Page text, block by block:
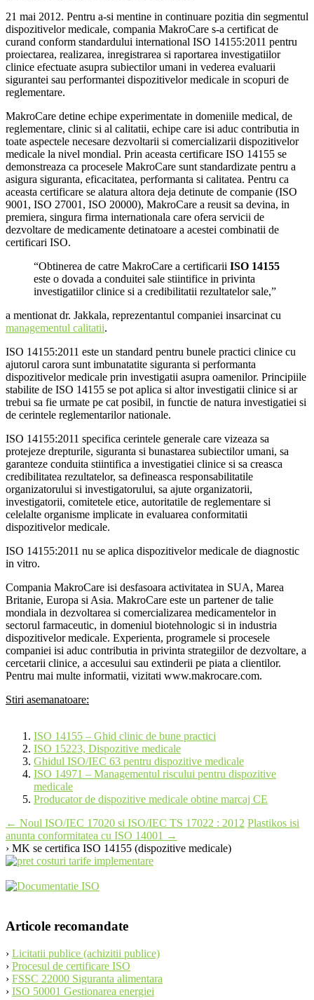
21 mai 2012. Pentru a-si mentine in continuare pozitia din segmentul
dispozitivelor medicale, compania MakroCare s-a certificat de
curand conform standardului international ISO 14155:2011 pentru
proiectarea, realizarea, inregistrarea si raportarea investigatiilor
clinice efectuate asupra subiectilor umani in vederea evaluarii
sigurantei sau performantei dispozitivelor medicale in scopuri de
reglementare.
MakroCare detine echipe experimentate in domeniile medical, de
reglementare, clinic si al calitatii, echipe care isi aduc contributia in
toate aspectele necesare dezvoltarii si comercializarii dispozitivelor
medicale la nivel mondial. Prin aceasta certificare ISO 14155 se
demonstreaza ca procesele MakroCare sunt standardizate pentru a
asigura siguranta, eficacitatea, performanta si calitatea. Pentru ca
aceasta certificare se alatura altora deja detinute de companie (ISO
9001, ISO 27001, ISO 20000), MakroCare a reusit sa devina, in
premiera, singura firma internationala care ofera servicii de
dezvoltare de medicamente detinatoare a acestei combinatii de
certificari ISO.
“Obtinerea de catre MakroCare a certificarii ISO 14155
este o dovada a conduitei sale stiintifice in privinta
investigatiilor clinice si a credibilitatii rezultatelor sale,”
a mentionat dr. Jakkala, reprezentantul companiei insarcinat cu
managementul calitatii.
ISO 14155:2011 este un standard pentru bunele practici clinice cu
ajutorul carora sunt imbunatatite siguranta si performanta
dispozitivelor medicale prin investigatii asupra oamenilor. Principiile
stabilite de ISO 14155 se pot aplica si altor investigatii clinice si ar
trebui sa fie urmate pe cat posibil, in functie de natura investigatiei si
de cerintele reglementarilor nationale.
ISO 14155:2011 specifica cerintele generale care vizeaza sa
protejeze drepturile, siguranta si bunastarea subiectilor umani, sa
garanteze conduita stiintifica a investigatiei clinice si sa creasca
credibilitatea rezultatelor, sa defineasca responsabilitatile
organizatorului si investigatorului, sa ajute organizatorii,
investigatorii, comitetele etice, autoritatile de reglementare si
celelalte organisme implicate in evaluarea conformitatii
dispozitivelor medicale.
ISO 14155:2011 nu se aplica dispozitivelor medicale de diagnostic
in vitro.
Compania MakroCare isi desfasoara activitatea in SUA, Marea
Britanie, Europa si Asia. MakroCare este un partener de talie
mondiala in dezvoltarea si comercializarea medicamentelor in
sectorul farmaceutic, in domeniul biotehnologic si in industria
dispozitivelor medicale. Experienta, programele si procesele
companiei isi aduc contributia in privinta strategiilor de dezvoltare, a
cercetarii clinice, a accesului sau extinderii pe piata a clientilor.
Pentru mai multe informatii, vizitati www.makrocare.com.
Stiri asemanatoare:
ISO 14155 – Ghid clinic de bune practici
ISO 15223, Dispozitive medicale
Ghidul ISO/IEC 63 pentru dispozitive medicale
ISO 14971 – Managementul riscului pentru dispozitive
medicale
Producator de dispozitive medicale obtine marcaj CE
Post
navigation
← Noul ISO/IEC 17020 si ISO/IEC TS 17022 : 2012 Plastikos isi
anunta conformitatea cu ISO 14001 →
› MK se certifica ISO 14155 (dispozitive medicale)
Articole recomandate
› Licitatii publice (achizitii publice)
› Procesul de certificare ISO
› FSSC 22000 Siguranta alimentara
› ISO 50001 Gestionarea energiei